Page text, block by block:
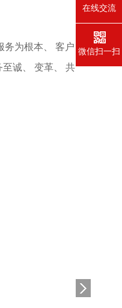
务为根本、 客户
诚、 变革、 共
在线交流
微信扫一扫